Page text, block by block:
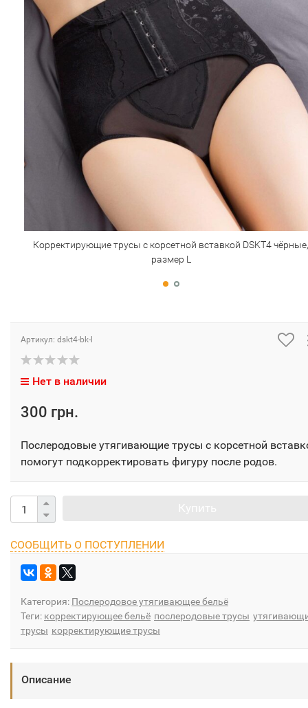
Корректирующие трусы с корсетной вставкой DSKT4 чёрные,
размер L
Артикул: dskt4-bk-l
Нет в наличии
300 грн.
Послеродовые утягивающие трусы с корсетной
помогут подкорректировать фигуру после родов.
СООБЩИТЬ О ПОСТУПЛЕНИИ
Категория: Послеродовое утягивающее бельё
Теги: корректирующее бельё послеродовые трусы
трусы корректирующие трусы
Описание